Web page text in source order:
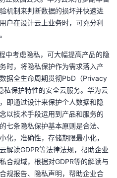
机制来判断数据的损坏并快速进
用户在设计云上业务时，可充分利
中考虑隐私，可大幅提高产品的隐
时，将隐私保护作为需求落入产
据全生命周期贯彻PbD （Privacy
私保护特性的安全云服务。 华为云
即通过设计来保护个人数据和隐
以技术手段运用到产品和服务的
七条隐私保护基本原则是合法、
化，准确性，存储期限最小化，
解读GDPR等法律法规，帮助企业
合规域，根据对GDPR等的解读与
规报告、隐私声明，帮助企业合